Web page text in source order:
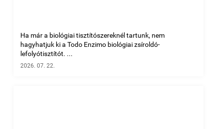
Ha már a biológiai tisztítószereknél tartunk, nem
hagyhatjuk ki a Todo Enzimo biológiai zsíroldó-
lefolyótisztítót. ...
2026. 07. 22.